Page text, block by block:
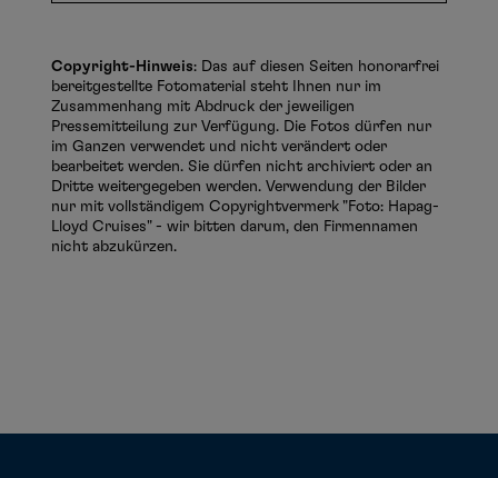
Copyright-Hinweis: Das auf diesen Seiten honorarfrei
bereitgestellte Fotomaterial steht Ihnen nur im
Zusammenhang mit Abdruck der jeweiligen
Pressemitteilung zur Verfügung. Die Fotos dürfen nur
im Ganzen verwendet und nicht verändert oder
bearbeitet werden. Sie dürfen nicht archiviert oder an
Dritte weitergegeben werden. Verwendung der Bilder
nur mit vollständigem Copyrightvermerk "Foto: Hapag-
Lloyd Cruises" - wir bitten darum, den Firmennamen
nicht abzukürzen.